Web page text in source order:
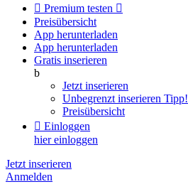
 Premium testen 
Preisübersicht
App herunterladen
App herunterladen
Gratis inserieren
b
Jetzt inserieren
Unbegrenzt inserieren Tipp!
Preisübersicht
 Einloggen
hier einloggen
Jetzt inserieren
Anmelden